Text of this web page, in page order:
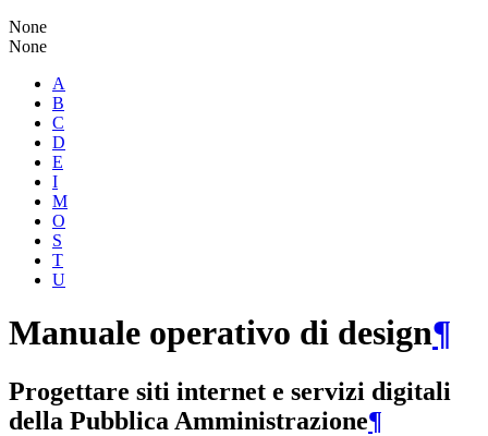
None
None
A
B
C
D
E
I
M
O
S
T
U
Manuale operativo di design¶
Progettare siti internet e servizi digitali
della Pubblica Amministrazione¶